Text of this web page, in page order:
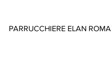
PARRUCCHIERE ELAN ROMA